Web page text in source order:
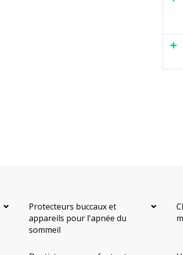
Protecteurs buccaux et
appareils pour l'apnée du
sommeil